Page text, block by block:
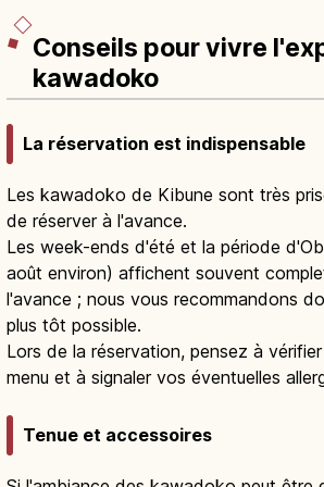
Conseils pour vivre
kawadoko
La réservation est indispensable
Les kawadoko de Kibune sont très
de réserver à l'avance.
Les week-ends d'été et la période
août environ) affichent souvent
l'avance ; nous vous recommandons
plus tôt possible.
Lors de la réservation, pensez à
menu et à signaler vos éventuelles
Tenue et accessoires